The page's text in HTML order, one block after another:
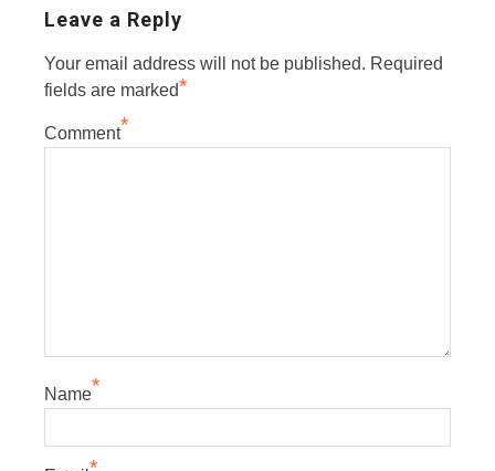
Leave a Reply
Your email address will not be published. Required
fields are marked*
Comment*
Name*